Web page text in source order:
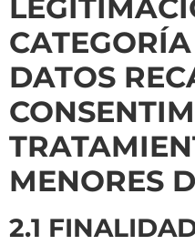
DATOS
MENORES
2.1